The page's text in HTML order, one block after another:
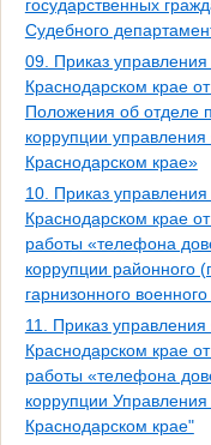
государственных
Судебного
09. Приказ
Краснодарском крае
Положения об отделе
коррупции
Краснодарском крае»
10. Приказ
Краснодарском крае
работы «телефона
коррупции районного
гарнизонного
11. Приказ
Краснодарском крае
работы «телефона
коррупции
Краснодарском крае"